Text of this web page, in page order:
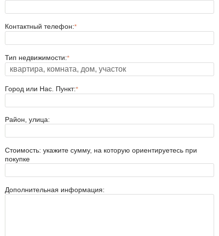
Контактный телефон:*
Тип недвижимости:*
Город или Нас. Пункт:*
Район, улица:
Стоимость: укажите сумму, на которую ориентируетесь при
покупке
Дополнительная информация: